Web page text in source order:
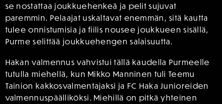
se nostattaa joukkuehenkeä ja pelit sujuvat
paremmin. Pelaajat uskaltavat enemmän, sitä kautta
tulee onnistumisia ja fiilis nousee joukkueen sisällä,
Purme selittää joukkuehengen salaisuutta.
Hakan valmennus vahvistui tällä kaudella Purmeelle
tutulla miehellä, kun Mikko Manninen tuli Teemu
Tainion kakkosvalmentajaksi ja FC Haka Junioreiden
valmennuspäälliköksi. Miehillä on pitkä yhteinen